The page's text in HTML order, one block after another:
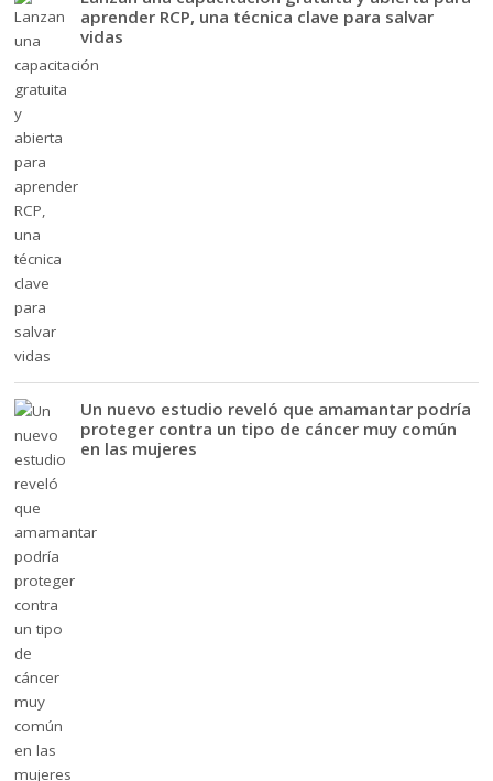
aprender RCP, una técnica clave para salvar
vidas
Un nuevo estudio reveló que amamantar podría
proteger contra un tipo de cáncer muy común
en las mujeres